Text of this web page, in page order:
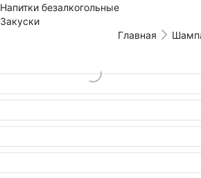
Напитки безалкогольные
Закуски
Главная